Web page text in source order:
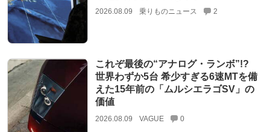
2026.08.09 乗りものニュース 2
これぞ最後の“アナログ・ランボ”!?
世界わずか5台 希少すぎる6速MTを備
えた15年前の「ムルシエラゴSV」の
価値
2026.08.09 VAGUE 0